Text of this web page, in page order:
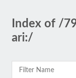
Index of /
ari:/